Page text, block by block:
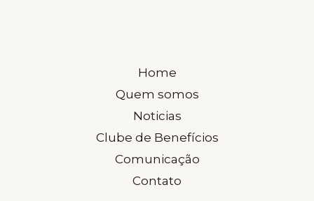
Home
Quem somos
Noticias
Clube de Benefícios
Comunicação
Contato